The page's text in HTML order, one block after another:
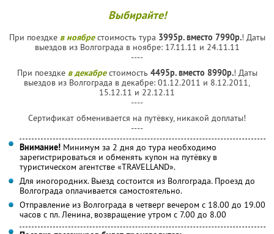
Выбирайте!
При поездке в ноябрестоимость тура 3995р. вместо 7990р.! Даты
выездов из Волгограда в ноябре: 17.11.11 и 24.11.11
----
При поездке в декабрестоимость 4495р. вместо 8990р.! Даты
выездов из Волгограда в декабре: 01.12.2011 и 8.12.2011,
15.12.11 и 22.12.11
----
Сертификат обменивается на путёвку, никакой доплаты!
----
Внимание! Минимум за 2 дня до тура необходимо
зарегистрироваться и обменять купон на путёвку в
туристическом агентстве «TRAVELLAND».
Для иногородних. Выезд состоится из Волгограда. Проезд до
Волгограда оплачивается самостоятельно.
Отправление из Волгограда в четверг вечером с 18.00 до 19.00
часов с пл. Ленина, возвращение утром с 7.00 до 8.00